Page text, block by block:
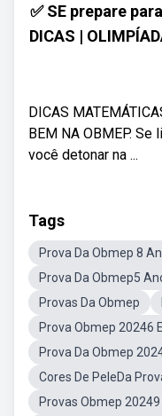
✅ SE prepare
DICAS |
DICAS
BEM NA OBMEP.
você detonar na ...
Tags
Prova Da Obmep 8
Prova Da Obmep5
Provas Da Obmep
Prova Obmep 20246
Prova Da Obmep
Cores De PeleDa
Provas Obmep